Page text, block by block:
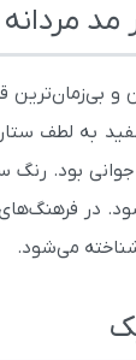
مردانه
بی‌زمان‌ترین
تی‌شرت
جوانی بود.
در
می‌شود.